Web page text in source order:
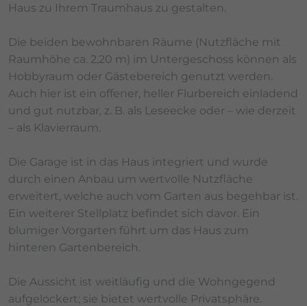
Haus zu Ihrem Traumhaus zu gestalten.
Die beiden bewohnbaren Räume (Nutzfläche mit
Raumhöhe ca. 2,20 m) im Untergeschoss können als
Hobbyraum oder Gästebereich genutzt werden.
Auch hier ist ein offener, heller Flurbereich einladend
und gut nutzbar, z. B. als Leseecke oder – wie derzeit
– als Klavierraum.
Die Garage ist in das Haus integriert und wurde
durch einen Anbau um wertvolle Nutzfläche
erweitert, welche auch vom Garten aus begehbar ist.
Ein weiterer Stellplatz befindet sich davor. Ein
blumiger Vorgarten führt um das Haus zum
hinteren Gartenbereich.
Die Aussicht ist weitläufig und die Wohngegend
aufgelockert; sie bietet wertvolle Privatsphäre.